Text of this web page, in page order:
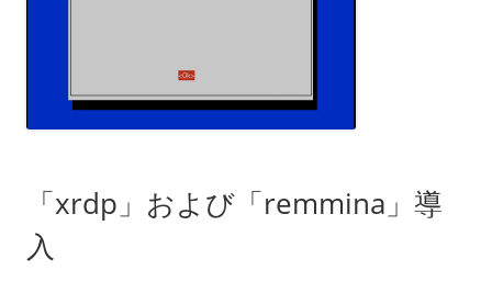
「xrdp」および「remmina」導
入